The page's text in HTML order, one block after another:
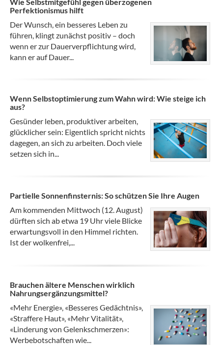
Perfektionismus hilft
Der Wunsch, ein besseres Leben zu
führen, klingt zunächst positiv – doch
wenn er zur Dauerverpflichtung wird,
kann er auf Dauer...
Wenn Selbstoptimierung zum Wahn wird: Wie steige ich
aus?
Gesünder leben, produktiver arbeiten,
glücklicher sein: Eigentlich spricht nichts
dagegen, an sich zu arbeiten. Doch viele
setzen sich in...
Partielle Sonnenfinsternis: So schützen Sie Ihre Augen
Am kommenden Mittwoch (12. August)
dürften sich ab etwa 19 Uhr viele Blicke
erwartungsvoll in den Himmel richten.
Ist der wolkenfrei,...
Brauchen ältere Menschen wirklich
Nahrungsergänzungsmittel?
«Mehr Energie», «Besseres Gedächtnis»,
«Straffere Haut», «Mehr Vitalität»,
«Linderung von Gelenkschmerzen»:
Werbebotschaften wie...